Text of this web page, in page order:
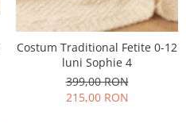
Costum Traditional Fetite 0-12
luni Sophie 4
399,00 RON
215,00 RON